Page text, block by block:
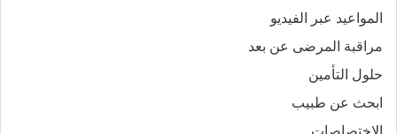
المواعيد عبر الفيديو
مراقبة المرضى عن بعد
حلول التأمين
ابحث عن طبيب
الاختصاصات